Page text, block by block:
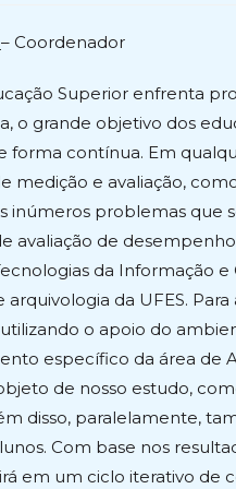
– Coordenador
Superior enfrenta
o grande objetivo dos
contínua. Em
medição e avaliação,
inúmeros problemas que
avaliação de
da Informação
arquivologia da UFES.
o apoio do
específico da área de
de nosso estudo,
disso, paralelamente,
Com base nos
em um ciclo iterativo de